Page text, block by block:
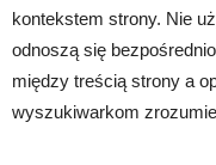
kontekstem strony. Nie
odnoszą się
między treścią strony a
wyszukiwarkom